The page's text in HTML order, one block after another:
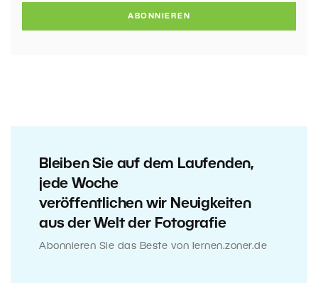
ABONNIEREN
Bleiben Sie auf dem Laufenden,
jede Woche
veröffentlichen wir Neuigkeiten
aus der Welt der Fotografie
Abonnieren Sie das Beste von lernen.zoner.de